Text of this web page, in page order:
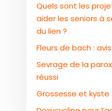
Quels sont les
aider les seniors à
du lien ?
Fleurs de bach :
Sevrage de la
réussi
Grossesse et kyste